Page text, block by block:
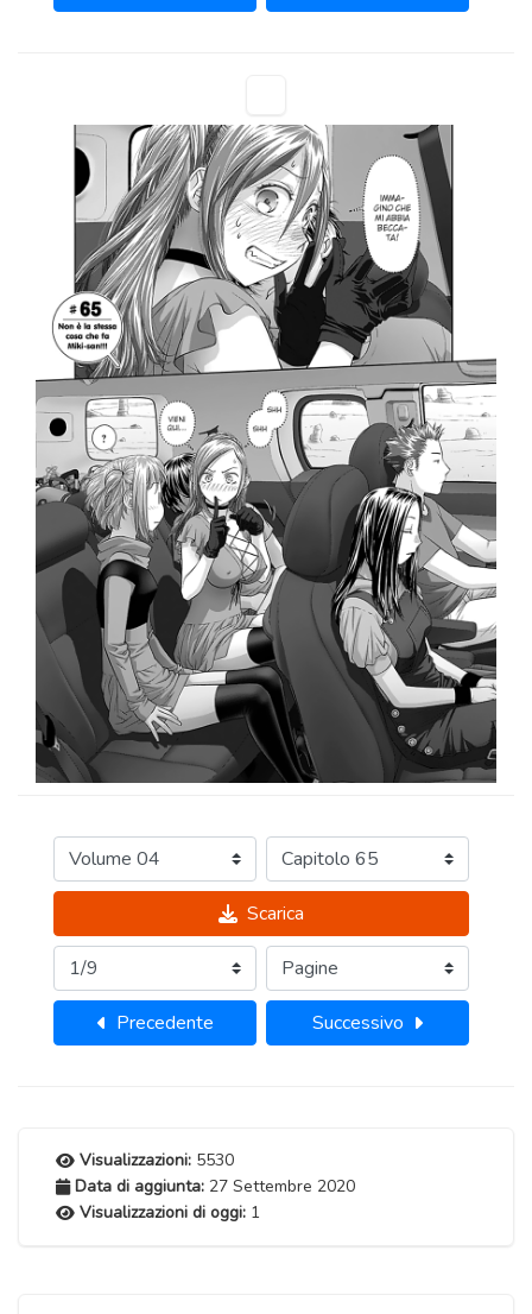
Scarica
Precedente Successivo
Visualizzazioni: 5530
Data di aggiunta: 27 Settembre 2020
Visualizzazioni di oggi: 1